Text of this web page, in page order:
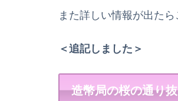
また詳しい情報が出たら
＜追記しました＞
造幣局の桜の通り